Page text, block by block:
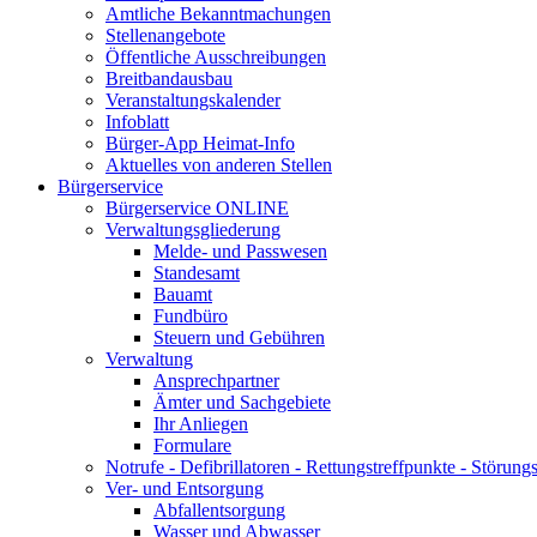
Amtliche Bekanntmachungen
Stellenangebote
Öffentliche Ausschreibungen
Breitbandausbau
Veranstaltungskalender
Infoblatt
Bürger-App Heimat-Info
Aktuelles von anderen Stellen
Bürgerservice
Bürgerservice ONLINE
Verwaltungsgliederung
Melde- und Passwesen
Standesamt
Bauamt
Fundbüro
Steuern und Gebühren
Verwaltung
Ansprechpartner
Ämter und Sachgebiete
Ihr Anliegen
Formulare
Notrufe - Defibrillatoren - Rettungstreffpunkte -
Ver- und Entsorgung
Abfallentsorgung
Wasser und Abwasser